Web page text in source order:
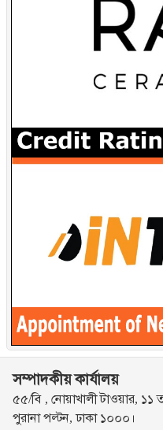
সম্পাদকীয় কার্যালয়
৫৫/বি , নোয়াখালী টাওয়ার,
পুরানা পল্টন, ঢাকা ১০০০।